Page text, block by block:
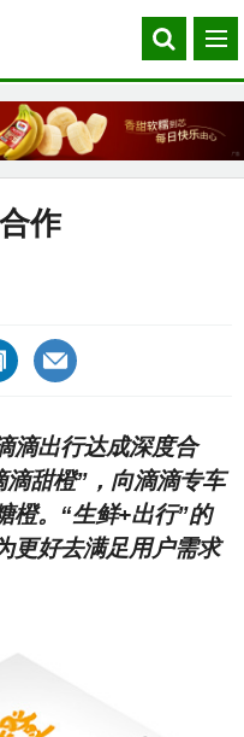
Search
our
菜
单
作
滴出行达成深度合
甜橙”，向滴滴专车
橙。“生鲜+出行”的
更好去满足用户需求